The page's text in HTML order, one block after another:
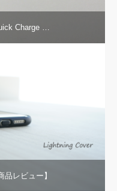
Charge …
レビュー】